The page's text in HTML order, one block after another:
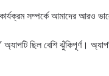
সম্পর্কে আমাদের আরও
ছিল বেশি ঝুঁকিপূর্ণ।